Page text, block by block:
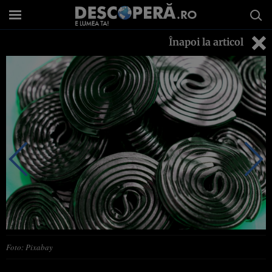
Înapoi la articol
Foto: Pixabay